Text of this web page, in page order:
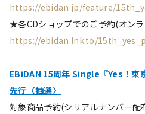
https://ebidan.jp/feature/
★各CDショップでのご予約(オン
https://ebidan.lnk.to/
EBiDAN 15周年 Single『Yes！東
先行〈抽選〉
対象商品予約(シリアルナンバー配